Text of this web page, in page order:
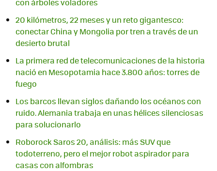
20 kilómetros, 22 meses y un reto gigantesco:
conectar China y Mongolia por tren a través de un
desierto brutal
La primera red de telecomunicaciones de la historia
nació en Mesopotamia hace 3.800 años: torres de
fuego
Los barcos llevan siglos dañando los océanos con
ruido. Alemania trabaja en unas hélices silenciosas
para solucionarlo
Roborock Saros 20, análisis: más SUV que
todoterreno, pero el mejor robot aspirador para
casas con alfombras